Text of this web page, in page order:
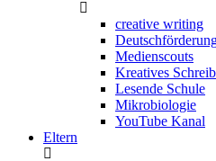
creative writing
Medienscouts
Kreatives
Lesende Schule
Mikrobiologie
YouTube Kanal
Eltern